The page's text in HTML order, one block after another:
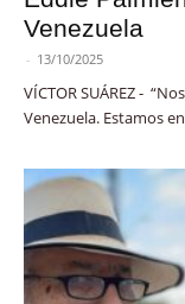
Venezuela
- 13/10/2025
VÍCTOR SUÁREZ -
Venezuela. Estamos